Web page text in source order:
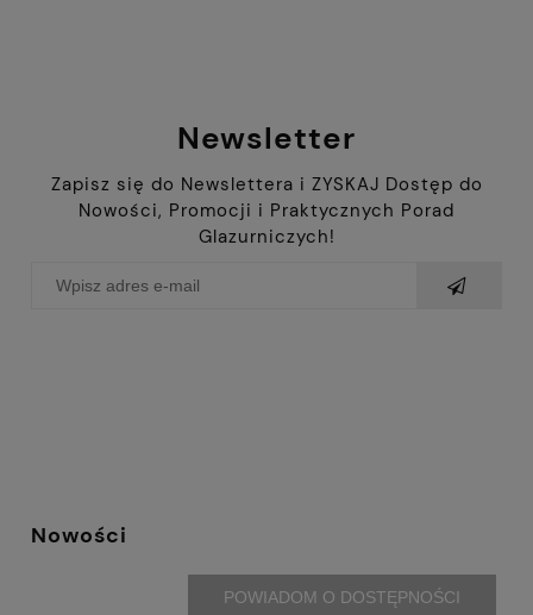
Newsletter
Zapisz się do Newslettera i ZYSKAJ Dostęp do
Nowości, Promocji i Praktycznych Porad
Glazurniczych!
Nowości
POWIADOM O DOSTĘPNOŚCI